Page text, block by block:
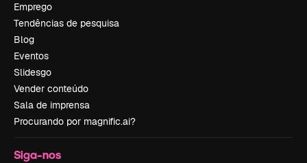
Emprego
Tendências de pesquisa
Blog
Eventos
Slidesgo
Vender conteúdo
Sala de imprensa
Procurando por magnific.ai?
Siga-nos